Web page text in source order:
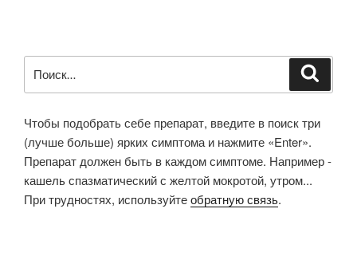
Чтобы подобрать себе препарат, введите в поиск три
(лучше больше) ярких симптома и нажмите «Enter».
Препарат должен быть в каждом симптоме. Например -
кашель спазматический с желтой мокротой, утром...
При трудностях, используйтеобратную связь.